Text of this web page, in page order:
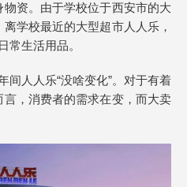
资。由于学校位于西安市的大
学校最近的大型超市人人乐，
常生活用品。
间人人乐“没啥变化”。对于有着
，消费者的需求在变，而大卖